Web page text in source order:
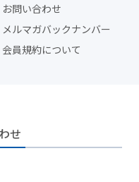
お問い合わせ
メルマガバックナンバー
会員規約について
せ